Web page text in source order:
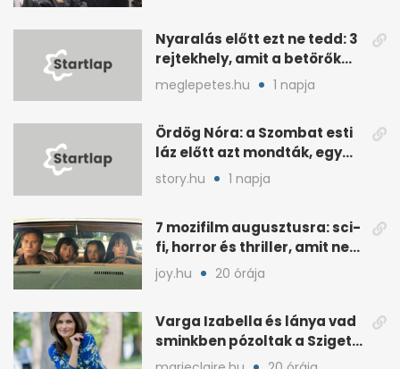
Nyaralás előtt ezt ne tedd: 3
rejtekhely, amit a betörők
ismernek
meglepetes.hu 1 napja
Ördög Nóra: a Szombat esti
láz előtt azt mondták, egy
hét alatt fogyjon
story.hu 1 napja
7 mozifilm augusztusra: sci-
fi, horror és thriller, amit nem
érdemes kihagyni
joy.hu 20 órája
Varga Izabella és lánya vad
sminkben pózoltak a Sziget
előtt